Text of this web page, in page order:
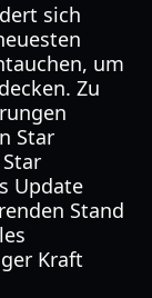
sich
um
Zu
Star
Update
Stand
Kraft